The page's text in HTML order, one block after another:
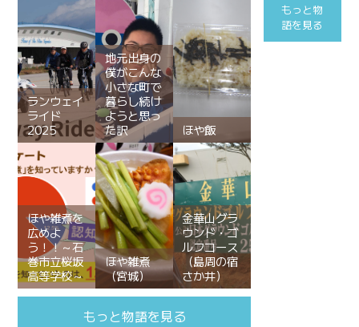
ランウェイ
ライド
2025
地元出身の
僕がこんな
小さな町で
暮らし続け
ようと思っ
た訳
ほや飯
ほや雑煮を
広めよ
う！！～石
巻市立桜坂
高等学校～
ほや雑煮
（宮城）
金華山グラ
ウンド・ゴ
ルフコース
（島周の宿
さか井）
もっと物語を見る
もっと物
語を見る